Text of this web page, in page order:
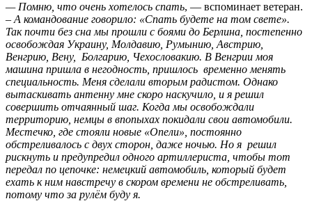
— Помню, что очень хотелось спать, — вспоминает ветеран.
– А командование говорило: «Спать будете на том свете».
Так почти без сна мы прошли с боями до Берлина, постепенно
освобождая Украину, Молдавию, Румынию, Австрию,
Венгрию, Вену, Болгарию, Чехословакию. В Венгрии моя
машина пришла в негодность, пришлось временно менять
специальность. Меня сделали вторым радистом. Однако
вытаскивать антенну мне скоро наскучило, и я решил
совершить отчаянный шаг. Когда мы освобождали
территорию, немцы в впопыхах покидали свои автомобили.
Местечко, где стояли новые «Опели», постоянно
обстреливалось с двух сторон, даже ночью. Но я решил
рискнуть и предупредил одного артиллериста, чтобы тот
передал по цепочке: немецкий автомобиль, который будет
ехать к ним навстречу в скором времени не обстреливать,
потому что за рулём буду я.